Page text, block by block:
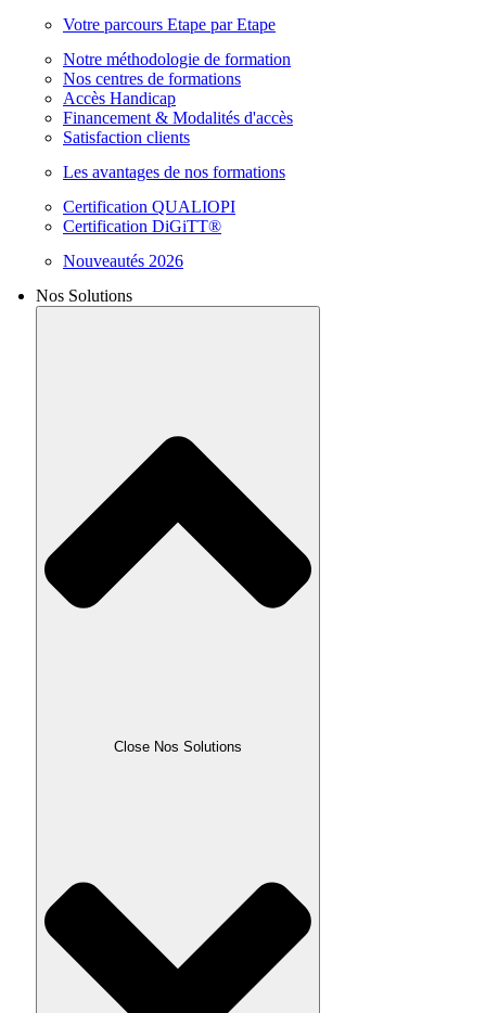
Votre parcours Etape par Etape
Notre méthodologie de formation
Nos centres de formations
Accès Handicap
Financement & Modalités d'accès
Satisfaction clients
Les avantages de nos formations
Certification QUALIOPI
Certification DiGiTT®
Nouveautés 2026
Nos Solutions
Close Nos Solutions